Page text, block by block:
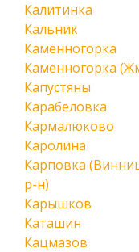
Калитинка
Кальник
Каменногорка
Каменногорка
Капустяны
Карабеловка
Кармалюково
Каролина
Карповка
р-н)
Карышков
Каташин
Кацмазов